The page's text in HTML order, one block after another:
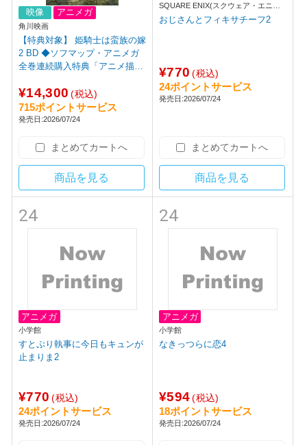
映像 アニメガ
角川映画
【特典対象】 姫騎士は蛮族の嫁
2 BD ◆ソフマップ・アニメガ
全巻連続購入特典「アニメ描き
OX」
¥14,300 (税込)
715ポイントサービス
発売日:2026/07/24
まとめてカートへ
商品を見る
SQUARE ENIX(スクウェア・エニッ
クス)
おじさんとフィキサチーフ2
¥770 (税込)
24ポイントサービス
発売日:2026/07/24
まとめてカートへ
商品を見る
24
アニメガ
小学館
すとぷり執事に今日もキュンが
止まりま2
¥770 (税込)
24ポイントサービス
発売日:2026/07/24
24
アニメガ
小学館
なきっつらに恋4
¥594 (税込)
18ポイントサービス
発売日:2026/07/24